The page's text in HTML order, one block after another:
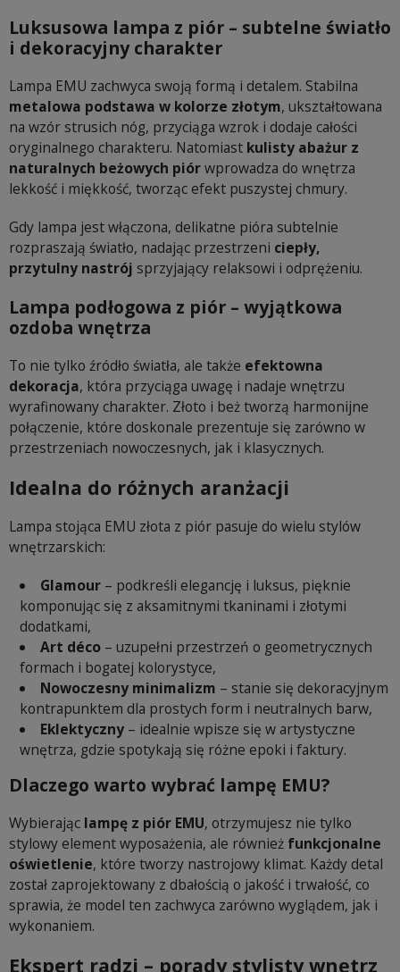
Luksusowa lampa z piór – subtelne światło
i dekoracyjny charakter
Lampa EMU zachwyca swoją formą i detalem. Stabilna
metalowa podstawa w kolorze złotym, ukształtowana
na wzór strusich nóg, przyciąga wzrok i dodaje całości
oryginalnego charakteru. Natomiast kulisty abażur z
naturalnych beżowych piórwprowadza do wnętrza
lekkość i miękkość, tworząc efekt puszystej chmury.
Gdy lampa jest włączona, delikatne pióra subtelnie
rozpraszają światło, nadając przestrzeni ciepły,
przytulny nastrój sprzyjający relaksowi i odprężeniu.
Lampa podłogowa z piór – wyjątkowa
ozdoba wnętrza
To nie tylko źródło światła, ale także efektowna
dekoracja, która przyciąga uwagę i nadaje wnętrzu
wyrafinowany charakter. Złoto i beż tworzą harmonijne
połączenie, które doskonale prezentuje się zarówno w
przestrzeniach nowoczesnych, jak i klasycznych.
Idealna do różnych aranżacji
Lampa stojąca EMU złota z piór pasuje do wielu stylów
wnętrzarskich:
Glamour– podkreśli elegancję i luksus, pięknie
komponując się z aksamitnymi tkaninami i złotymi
dodatkami,
Art déco– uzupełni przestrzeń o geometrycznych
formach i bogatej kolorystyce,
Nowoczesny minimalizm – stanie się dekoracyjnym
kontrapunktem dla prostych form i neutralnych barw,
Eklektyczny– idealnie wpisze się w artystyczne
wnętrza, gdzie spotykają się różne epoki i faktury.
Dlaczego warto wybrać lampę EMU?
Wybierając lampę z piór EMU, otrzymujesz nie tylko
stylowy element wyposażenia, ale również funkcjonalne
oświetlenie, które tworzy nastrojowy klimat. Każdy detal
został zaprojektowany z dbałością o jakość i trwałość, co
sprawia, że model ten zachwyca zarówno wyglądem, jak i
wykonaniem.
Ekspert radzi – porady stylisty wnętrz